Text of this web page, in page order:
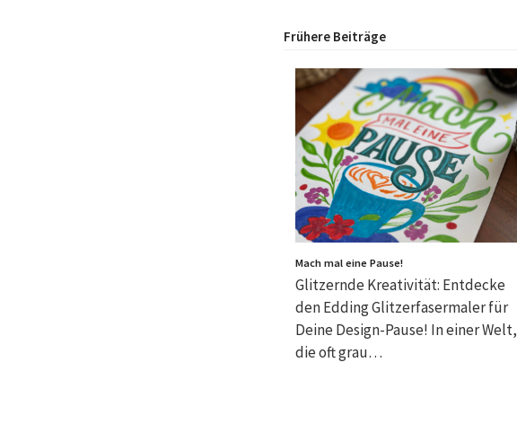
Frühere Beiträge
Mach mal eine Pause!
Glitzernde Kreativität: Entdecke
den Edding Glitzerfasermaler für
Deine Design-Pause! In einer Welt,
die oft grau…